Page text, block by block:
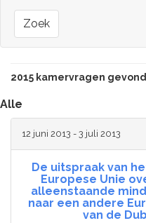
Zoek
2015 kamervragen
Alle
12 juni 2013 - 3 juli 2013
De uitspraak van
Europese Unie
alleenstaande
naar een andere
van de